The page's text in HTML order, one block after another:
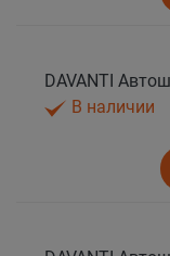
В наличии